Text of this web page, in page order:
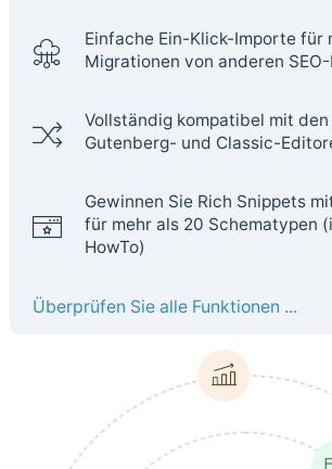
Einfache Ein-Klick-Importe für
Migrationen von anderen
Vollständig kompatibel mit den
Gutenberg- und Classic-
Gewinnen Sie Rich Snippets
für mehr als 20 Schematypen
HowTo)
Überprüfen Sie alle Funktionen ...